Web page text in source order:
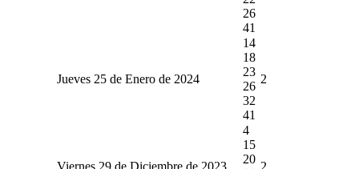
26
41
Jueves 25 de Enero de 2024
14
18
23
26
32
41
2
Viernes 29 de Diciembre de 2023
4
15
20
2